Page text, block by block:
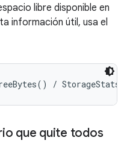
libre disponible en
información útil, usa el
que quite todos